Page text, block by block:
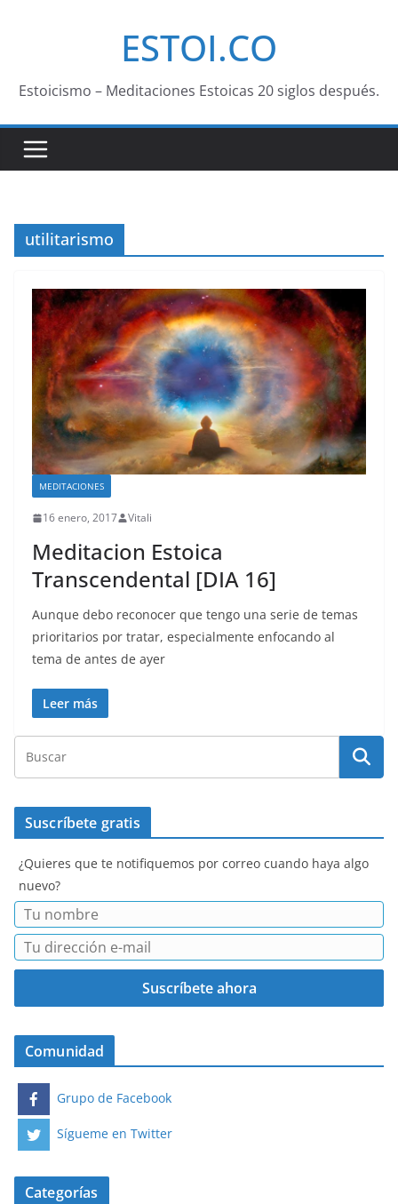
ESTOI.CO
Estoicismo – Meditaciones Estoicas 20 siglos después.
utilitarismo
MEDITACIONES
16 enero, 2017 Vitali
Meditacion Estoica
Transcendental [DIA 16]
Aunque debo reconocer que tengo una serie de temas
prioritarios por tratar, especialmente enfocando al
tema de antes de ayer
Leer más
Suscríbete gratis
¿Quieres que te notifiquemos por correo cuando haya algo
nuevo?
Comunidad
Grupo de Facebook
Sígueme en Twitter
Categorías